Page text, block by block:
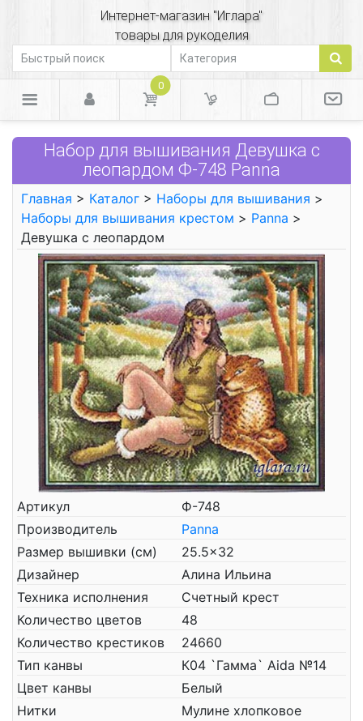
Интернет-магазин "Иглара"
товары для рукоделия
0
Набор для вышивания Девушка с
леопардом Ф-748 Panna
Главная > Каталог > Наборы для вышивания >
Наборы для вышивания крестом > Panna >
Девушка с леопардом
Артикул
Ф-748
Производитель
Panna
Размер вышивки (см)
25.5x32
Дизайнер
Алина Ильина
Техника исполнения
Счетный крест
Количество цветов
48
Количество крестиков
24660
Тип канвы
К04 `Гамма` Aida №14
Цвет канвы
Белый
Нитки
Мулине хлопковое